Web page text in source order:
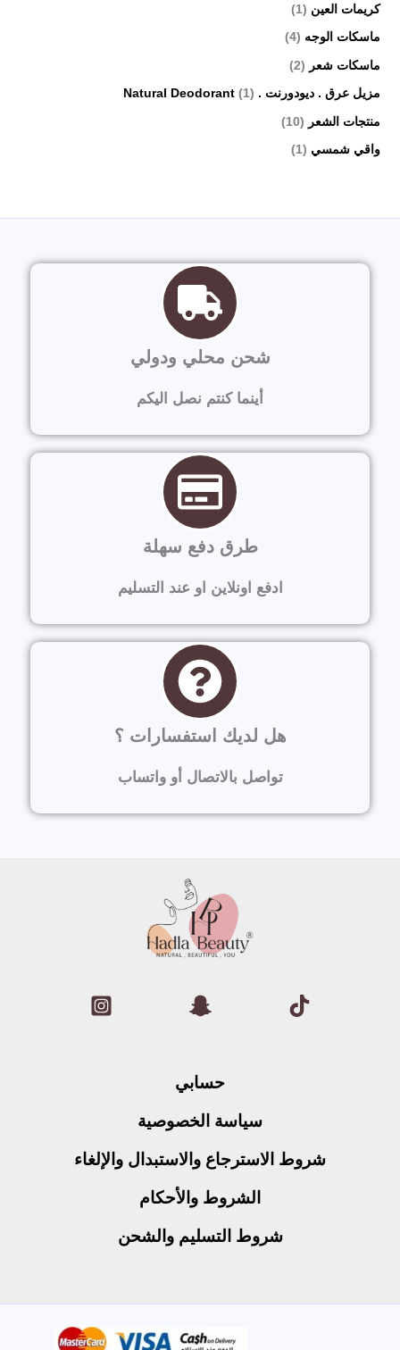
كريمات العين (1)
ماسكات الوجه (4)
ماسكات شعر (2)
مزيل عرق . ديودورنت . Natural Deodorant (1)
منتجات الشعر (10)
واقي شمسي (1)
شحن محلي ودولي
أينما كنتم نصل اليكم
طرق دفع سهلة
ادفع اونلاين او عند التسليم
هل لديك استفسارات ؟
تواصل بالاتصال أو واتساب
حسابي
سياسة الخصوصية
شروط الاسترجاع والاستبدال والإلغاء
الشروط والأحكام
شروط التسليم والشحن